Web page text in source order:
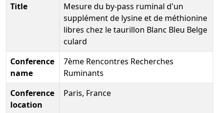
Title
Mesure du by-pass ruminal d'un
supplément de lysine et de méthionine
libres chez le taurillon Blanc Bleu Belge
culard
Conference
name
7ème Rencontres Recherches
Ruminants
Conference
location
Paris, France